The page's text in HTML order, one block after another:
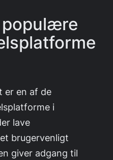
populære
er en af de
i
lave
brugervenligt
giver adgang til